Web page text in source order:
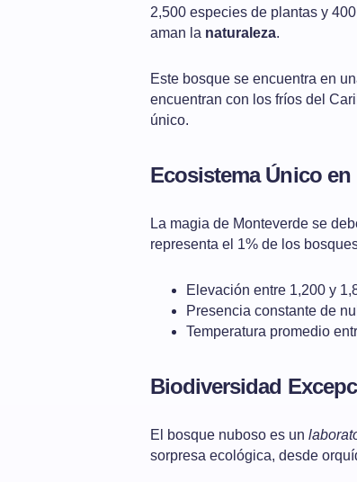
2,500 especies de plantas y
aman la naturaleza.
Este bosque se encuentra en
encuentran con los fríos del
único.
Ecosistema Único en
La magia de Monteverde se
representa el 1% de los
Elevación entre 1,200 y
Presencia constante de
Temperatura promedio
Biodiversidad
El bosque nuboso es un
sorpresa ecológica, desde